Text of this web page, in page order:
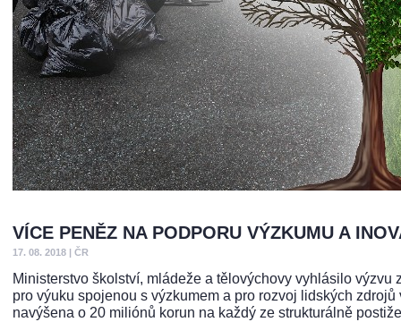
VÍCE PENĚZ NA PODPORU VÝZKUMU A
17. 08. 2018 | ČR
Ministerstvo školství, mládeže a tělovýchovy vyhlásilo
pro výuku spojenou s výzkumem a pro rozvoj lidských
navýšena o 20 miliónů korun na každý ze strukturálně